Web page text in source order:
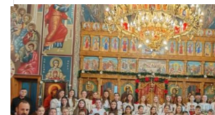
SPORT
SPECIAL
POLITIC
LIFE